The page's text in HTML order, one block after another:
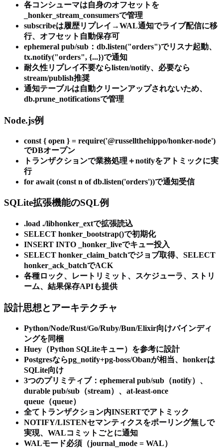
各コンシューマは自身のオフセットを
_honker_stream_consumersで管理
subscribeは履歴リプレイ→WAL通知でライブ配信に移
行、オフセット自動保存可
ephemeral pub/sub：db.listen("orders")でリスナ起動、
tx.notify("orders", {...})で通知
耐久性リプレイ不要ならlisten/notify、必要なら
stream/publish推奨
通知テーブルは自動クリーンアップされないため、
db.prune_notificationsで管理
Node.js例
const { open } = require('@russellthehippo/honker-node')
でDBオープン
トランザクションで業務処理＋notifyをアトミックに実
行
for await (const n of db.listen('orders'))で通知受信
SQLite拡張機能のSQL例
.load ./libhonker_extで拡張読込
SELECT honker_bootstrap()で初期化
INSERT INTO _honker_liveでキュー投入
SELECT honker_claim_batchでジョブ取得、SELECT
honker_ack_batchでACK
各種ロック、レートリミット、スケジューラ、ストリ
ーム、結果保存APIも提供
設計思想とアーキテクチャ
Python/Node/Rust/Go/Ruby/Bun/Elixir向けバインディ
ングを同梱
Huey（Python SQLiteキュー）を参考に設計
Postgresならpg_notify+pg-boss/Obanが相当、honkerは
SQLite向け
3つのプリミティブ：ephemeral pub/sub（notify）、
durable pub/sub（stream）、at-least-once
queue（queue）
全てトランザクション内INSERTでアトミック
NOTIFY/LISTENセマンティクスをポーリング無しで
実現、WALコミットごとに通知
WALモード必須（journal_mode = WAL）